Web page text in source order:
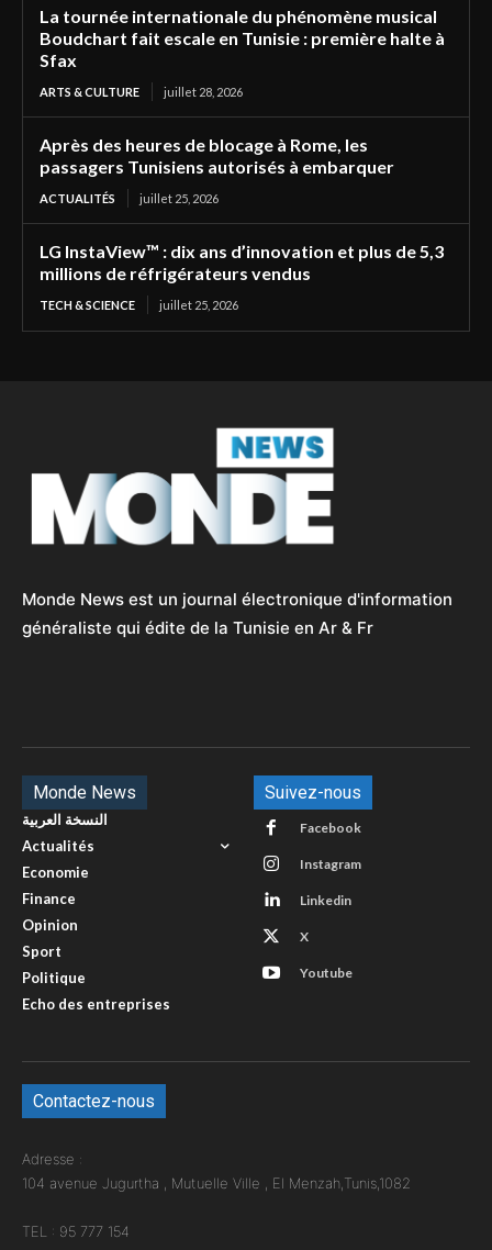
La tournée internationale du phénomène musical
Boudchart fait escale en Tunisie : première halte à
Sfax
ARTS & CULTURE juillet 28, 2026
Après des heures de blocage à Rome, les
passagers Tunisiens autorisés à embarquer
ACTUALITÉS juillet 25, 2026
LG InstaView™ : dix ans d’innovation et plus de 5,3
millions de réfrigérateurs vendus
TECH & SCIENCE juillet 25, 2026
Monde News est un journal électronique d'information
généraliste qui édite de la Tunisie en Ar & Fr
Monde News
النسخة العربية
Actualités
Economie
Finance
Opinion
Sport
Politique
Echo des entreprises
Suivez-nous
Facebook
Instagram
Linkedin
X
Youtube
Contactez-nous
Adresse :
104 avenue Jugurtha , Mutuelle Ville , El Menzah,Tunis,1082
TEL : 95 777 154